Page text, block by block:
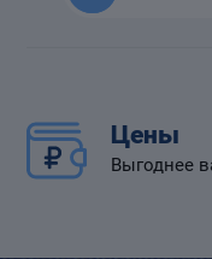
Цены
Выгоднее